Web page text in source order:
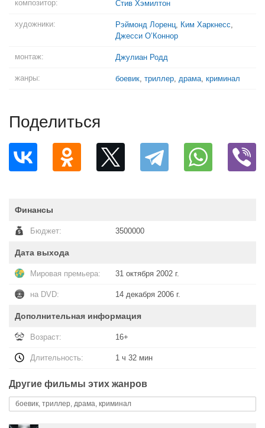
композитор: Стив Хэмилтон
художники: Рэймонд Лоренц, Ким Харкнесс,
Джесси О’Коннор
монтаж: Джулиан Родд
жанры: боевик, триллер, драма, криминал
Поделиться
Финансы
Бюджет: 3500000
Дата выхода
Мировая премьера: 31 октября 2002 г.
на DVD: 14 декабря 2006 г.
Дополнительная информация
Возраст: 16+
Длительность: 1 ч 32 мин
Другие фильмы этих жанров
боевик, триллер, драма, криминал